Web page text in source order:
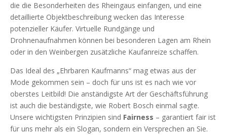
die die Besonderheiten des Rheingaus einfangen, und eine
detaillierte Objektbeschreibung wecken das Interesse
potenzieller Käufer. Virtuelle Rundgänge und
Drohnenaufnahmen können bei besonderen Lagen am Rhein
oder in den Weinbergen zusätzliche Kaufanreize schaffen.
Das Ideal des „Ehrbaren Kaufmanns“ mag etwas aus der
Mode gekommen sein – doch für uns ist es nach wie vor
oberstes Leitbild! Die anständigste Art der Geschäftsführung
ist auch die beständigste, wie Robert Bosch einmal sagte.
Unsere wichtigsten Prinzipien sind Fairness – garantiert fair ist
für uns mehr als ein Slogan, sondern ein Versprechen an Sie.